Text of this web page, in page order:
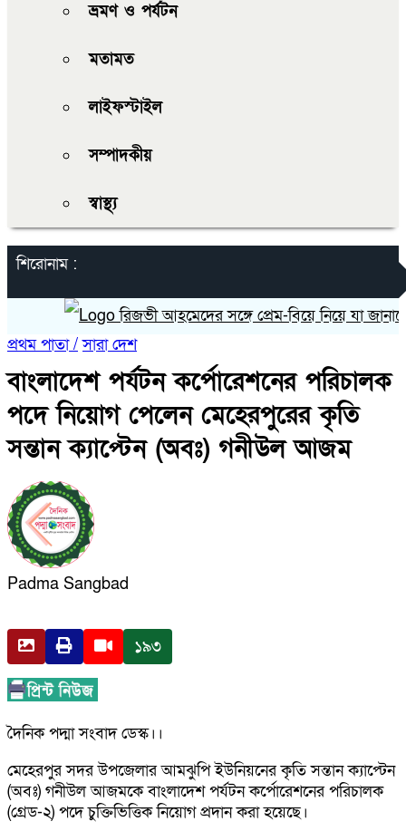
ভ্রমণ ও পর্যটন
মতামত
লাইফস্টাইল
সম্পাদকীয়
স্বাস্থ্য
শিরোনাম :
রিজভী আহমেদের সঙ্গে প্রেম-বিয়ে নিয়ে যা জানালেন
প্রথম পাতা / সারা দেশ
বাংলাদেশ পর্যটন কর্পোরেশনের পরিচালক
পদে নিয়োগ পেলেন মেহেরপুরের কৃতি
সন্তান ক্যাপ্টেন (অবঃ) গনীউল আজম
Padma Sangbad
১৯৩
দৈনিক পদ্মা সংবাদ ডেস্ক।।
মেহেরপুর সদর উপজেলার আমঝুপি ইউনিয়নের কৃতি সন্তান ক্যাপ্টেন
(অবঃ) গনীউল আজমকে বাংলাদেশ পর্যটন কর্পোরেশনের পরিচালক
(গ্রেড-২) পদে চুক্তিভিত্তিক নিয়োগ প্রদান করা হয়েছে।